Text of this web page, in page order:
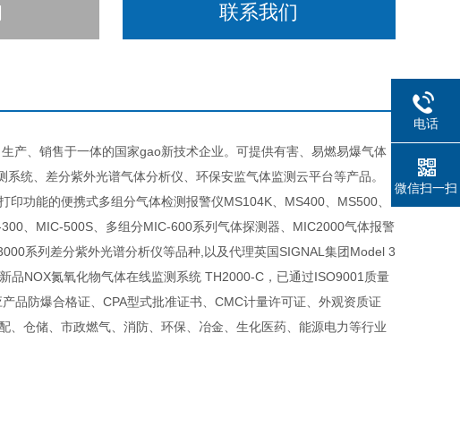
联系我们
、销售于一体的国家gao新技术企业。可提供有害、易燃易爆气体
统、差分紫外光谱气体分析仪、环保安监气体监测云平台等产品。
功能的便携式多组分气体检测报警仪MS104K、MS400、MS500、
、MIC-500S、多组分MIC-600系列气体探测器、MIC2000气体报警
系列差分紫外光谱分析仪等品种,以及代理英国SIGNAL集团Model 3
品NOX氮氧化物气体在线监测系统 TH2000-C，已通过ISO9001质量
品防爆合格证、CPA型式批准证书、CMC计量许可证、外观资质证
仓储、市政燃气、消防、环保、冶金、生化医药、能源电力等行业
电话
微信扫一扫